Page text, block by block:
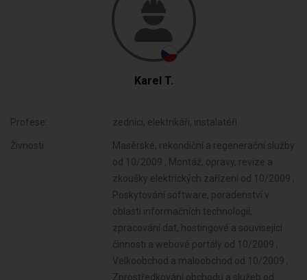
Karel T.
Profese: zedníci, elektrikáři, instalatéři
Živnosti:
Masérské, rekondiční a regenerační služby
od 10/2009 , Montáž, opravy, revize a
zkoušky elektrických zařízení od 10/2009 ,
Poskytování software, poradenství v
oblasti informačních technologií,
zpracování dat, hostingové a související
činnosti a webové portály od 10/2009 ,
Velkoobchod a maloobchod od 10/2009 ,
Zprostředkování obchodu a služeb od